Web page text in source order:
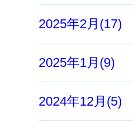
2025年2月(17)
2025年1月(9)
2024年12月(5)